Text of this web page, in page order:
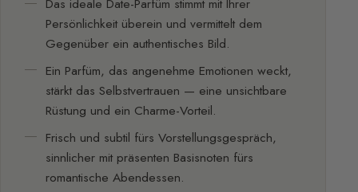
Das ideale Date-Parfüm stimmt mit Ihrer
Persönlichkeit überein und vermittelt dem
Gegenüber ein authentisches Bild.
Ein Parfüm, das angenehme Emotionen weckt,
stärkt das Selbstvertrauen — eine unsichtbare
Rüstung und ein Charme-Vorteil.
Frisch und subtil fürs Vorstellungsgespräch,
sinnlicher mit präsenten Basisnoten fürs
romantische Abendessen.